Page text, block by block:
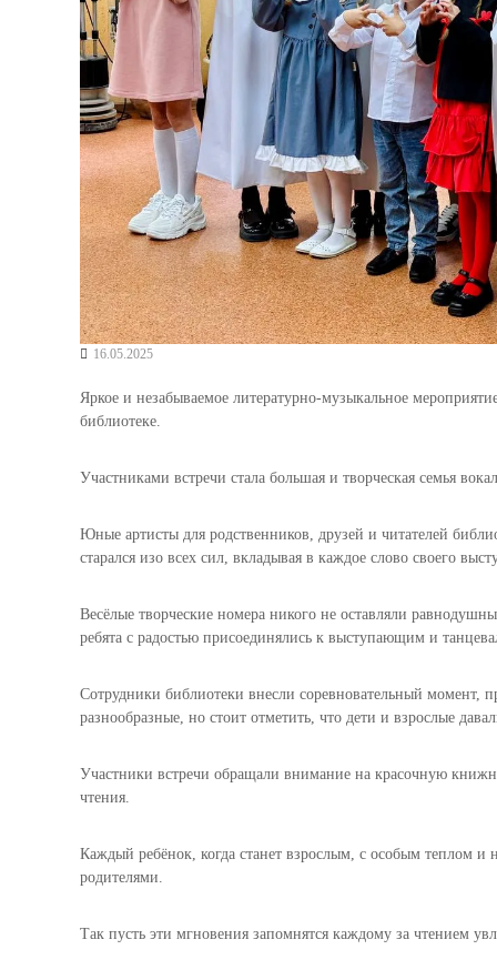
16.05.2025
Яркое и незабываемое литературно-музыкальное
библиотеке.
Участниками встречи стала большая и творческая семья
Юные артисты для родственников, друзей и читателей
старался изо всех сил, вкладывая в каждое слово своего
Весёлые творческие номера никого не оставляли
ребята с радостью присоединялись к выступающим и
Сотрудники библиотеки внесли соревновательный момент,
разнообразные, но стоит отметить, что дети и взрослые
Участники встречи обращали внимание на красочную
чтения.
Каждый ребёнок, когда станет взрослым, с особым теплом
родителями.
Так пусть эти мгновения запомнятся каждому за чтением